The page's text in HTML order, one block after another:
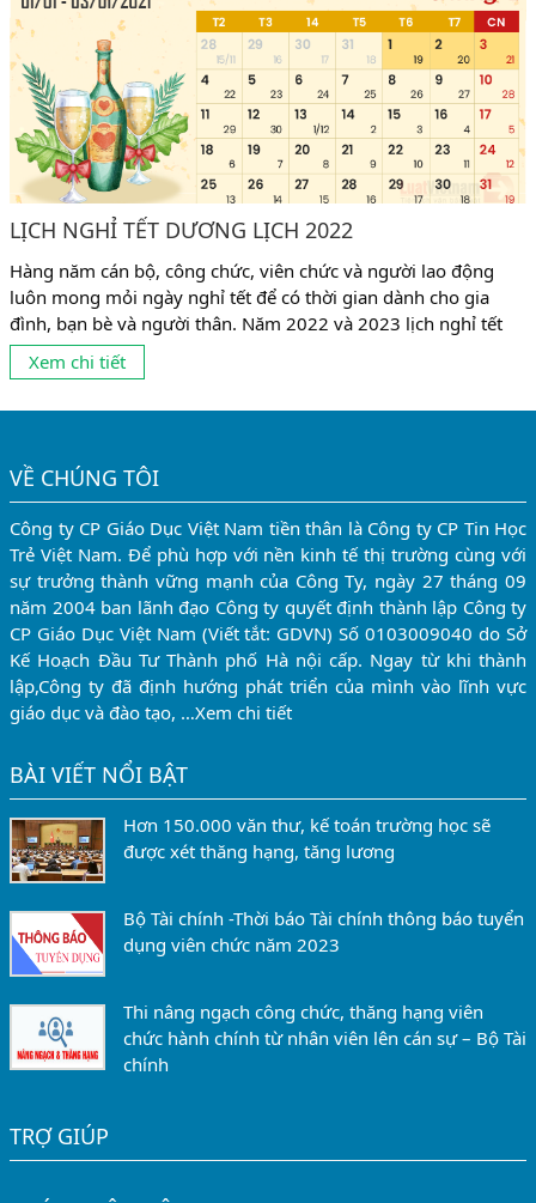
LỊCH NGHỈ TẾT DƯƠNG LỊCH 2022
Hàng năm cán bộ, công chức, viên chức và người lao động
luôn mong mỏi ngày nghỉ tết để có thời gian dành cho gia
đình, bạn bè và người thân. Năm 2022 và 2023 lịch nghỉ tết
theo quy định như sau: 1. Đối với người lao động có chế độ
nghỉ 02 ngày/tuần (vào thứ bảy và chủ nhật) Do...
Xem chi tiết
VỀ CHÚNG TÔI
Công ty CP Giáo Dục Việt Nam tiền thân là Công ty CP Tin Học
Trẻ Việt Nam. Để phù hợp với nền kinh tế thị trường cùng với
sự trưởng thành vững mạnh của Công Ty, ngày 27 tháng 09
năm 2004 ban lãnh đạo Công ty quyết định thành lập Công ty
CP Giáo Dục Việt Nam (Viết tắt: GDVN) Số 0103009040 do Sở
Kế Hoạch Đầu Tư Thành phố Hà nội cấp. Ngay từ khi thành
lập,Công ty đã định hướng phát triển của mình vào lĩnh vực
giáo dục và đào tạo, …Xem chi tiết
BÀI VIẾT NỔI BẬT
Hơn 150.000 văn thư, kế toán trường học sẽ
được xét thăng hạng, tăng lương
Bộ Tài chính -Thời báo Tài chính thông báo tuyển
dụng viên chức năm 2023
Thi nâng ngạch công chức, thăng hạng viên
chức hành chính từ nhân viên lên cán sự – Bộ Tài
chính
TRỢ GIÚP